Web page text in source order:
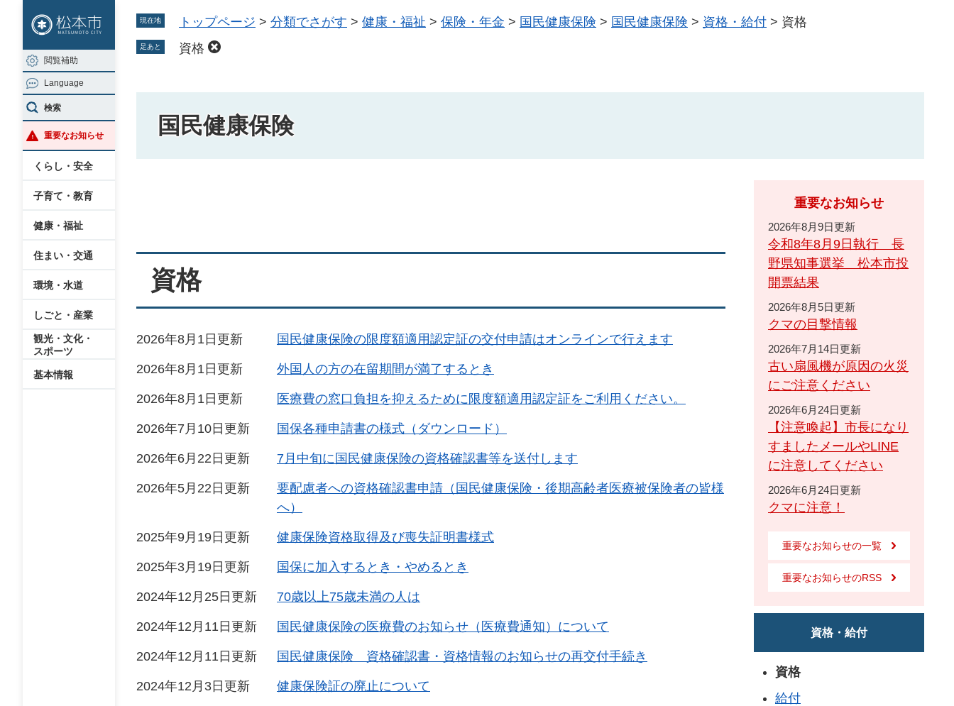
ジ
の
先
頭
で
す
ュ
ー
を
飛
ば
し
閲覧補助
Language
検索
重要なお知らせ
くらし・安全
子育て・教育
健康・福祉
住まい・交通
環境・水道
しごと・産業
観光・文化・
スポーツ
基本情報
現在地 トップページ > 分類でさがす > 健康・福祉 > 保険・年金 > 国民健康保険 > 国民健康保険 > 資格・給付 > 資格
足あと 資格
国民健康保険
資格
2026年8月1日更新 国民健康保険の限度額適用認定証の交付申請はオンラインで行えます
2026年8月1日更新 外国人の方の在留期間が満了するとき
2026年8月1日更新 医療費の窓口負担を抑えるために限度額適用認定証をご利用ください。
2026年7月10日更新 国保各種申請書の様式（ダウンロード）
2026年6月22日更新 7月中旬に国民健康保険の資格確認書等を送付します
2026年5月22日更新
要配慮者への資格確認書申請（国民健康保険・後期高齢者医療被保険者の皆様
へ）
2025年9月19日更新 健康保険資格取得及び喪失証明書様式
2025年3月19日更新 国保に加入するとき・やめるとき
2024年12月25日更新 70歳以上75歳未満の人は
2024年12月11日更新 国民健康保険の医療費のお知らせ（医療費通知）について
2024年12月11日更新 国民健康保険 資格確認書・資格情報のお知らせの再交付手続き
2024年12月3日更新 健康保険証の廃止について
重要なお知らせ
2026年8月9日更新
令和8年8月9日執行 長
野県知事選挙 松本市投
開票結果
2026年8月5日更新
クマの目撃情報
2026年7月14日更新
古い扇風機が原因の火災
にご注意ください
2026年6月24日更新
【注意喚起】市長になり
すましたメールやLINE
に注意してください
2026年6月24日更新
クマに注意！
重要なお知らせの一覧
重要なお知らせのRSS
資格・給付
資格
給付